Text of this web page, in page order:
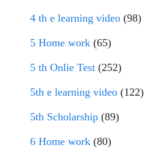
4 th e learning video (98)
5 Home work (65)
5 th Onlie Test (252)
5th e learning video (122)
5th Scholarship (89)
6 Home work (80)